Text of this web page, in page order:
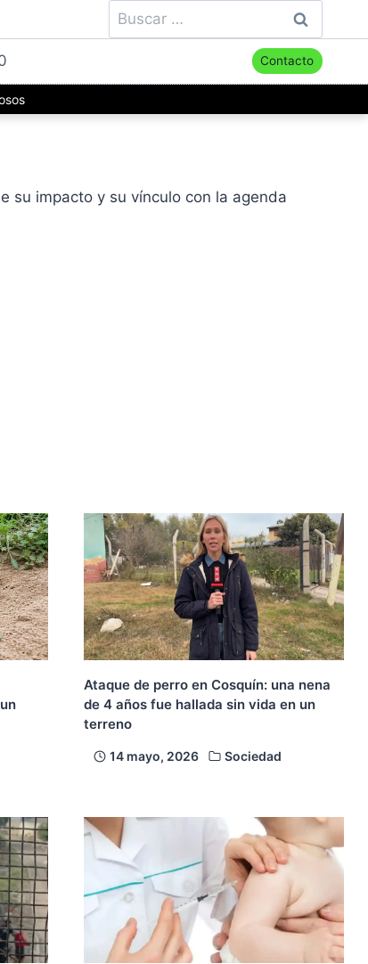
Buscar:
Contacto
su impacto y su vínculo con la agenda
Ataque de perro en Cosquín: una nena
de 4 años fue hallada sin vida en un
terreno
14 mayo, 2026 Sociedad